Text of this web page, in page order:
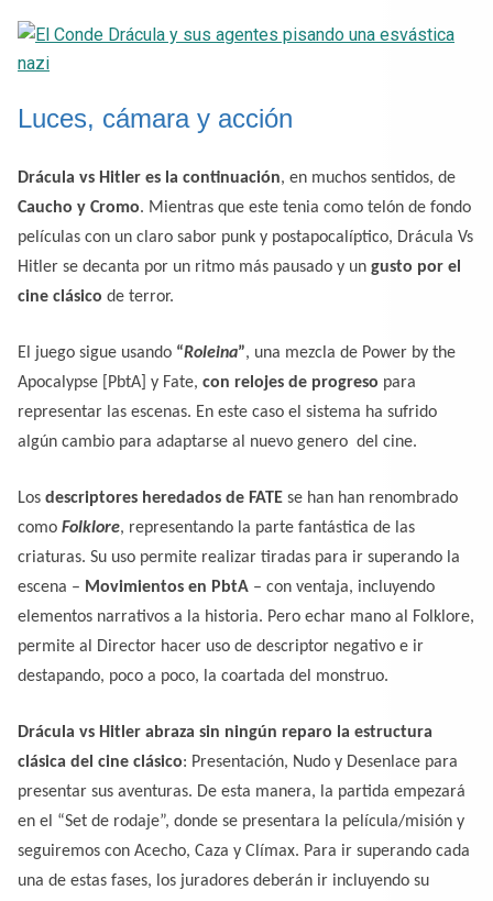
Luces, cámara y acción
Drácula vs Hitler es la continuación, en muchos sentidos, de
Caucho y Cromo. Mientras que este tenia como telón de fondo
películas con un claro sabor punk y postapocalíptico, Drácula Vs
Hitler se decanta por un ritmo más pausado y un gusto por el
cine clásico de terror.
El juego sigue usando “Roleina”, una mezcla de Power by the
Apocalypse [PbtA] y Fate, con relojes de progreso para
representar las escenas. En este caso el sistema ha sufrido
algún cambio para adaptarse al nuevo genero del cine.
Los descriptores heredados de FATE se han han renombrado
como Folklore, representando la parte fantástica de las
criaturas. Su uso permite realizar tiradas para ir superando la
escena – Movimientos en PbtA – con ventaja, incluyendo
elementos narrativos a la historia. Pero echar mano al Folklore,
permite al Director hacer uso de descriptor negativo e ir
destapando, poco a poco, la coartada del monstruo.
Drácula vs Hitler abraza sin ningún reparo la estructura
clásica del cine clásico: Presentación, Nudo y Desenlace para
presentar sus aventuras. De esta manera, la partida empezará
en el “Set de rodaje”, donde se presentara la película/misión y
seguiremos con Acecho, Caza y Clímax. Para ir superando cada
una de estas fases, los juradores deberán ir incluyendo su